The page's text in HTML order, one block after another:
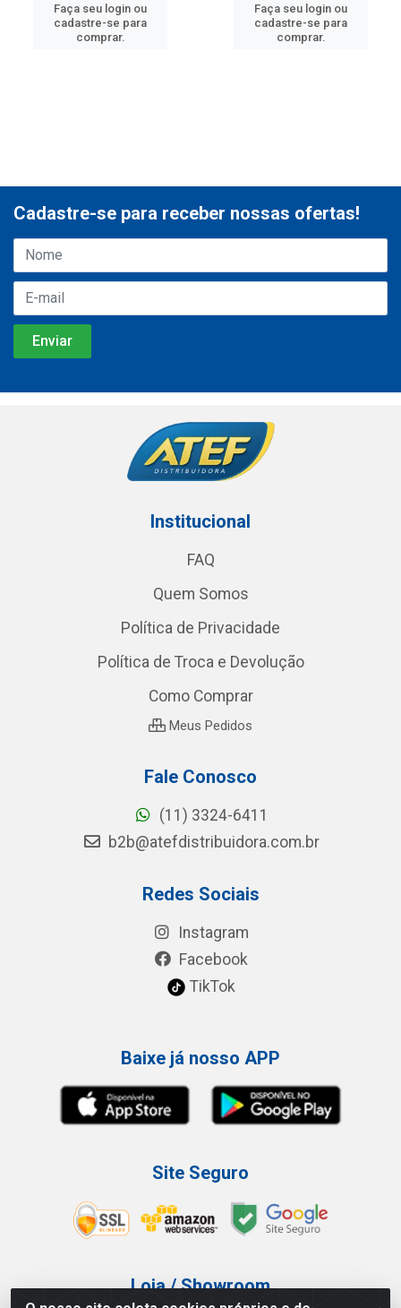
Faça seu login ou
cadastre-se para
comprar.
Faça seu login ou
cadastre-se para
comprar.
Cadastre-se para receber nossas ofertas!
Institucional
FAQ
Quem Somos
Política de Privacidade
Política de Troca e Devolução
Como Comprar
Meus Pedidos
Fale Conosco
(11) 3324-6411
b2b@atefdistribuidora.com.br
Redes Sociais
Instagram
Facebook
TikTok
Baixe já nosso APP
Site Seguro
Loja / Showroom